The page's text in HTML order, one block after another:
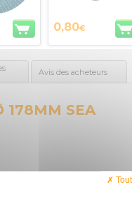
0,80€
Avis des acheteurs
178MM SEA